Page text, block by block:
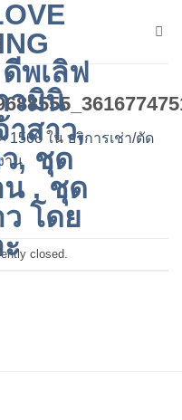
1568 ใน บริการเช่า/ตัด
าน
closed.